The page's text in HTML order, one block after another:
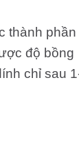
thành phần
độ bồng
chỉ sau